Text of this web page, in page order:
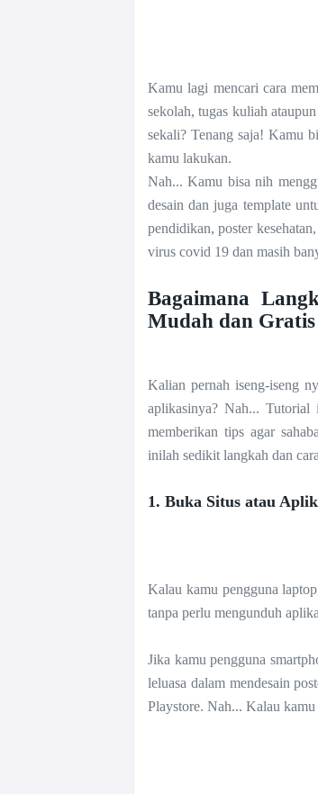
Kamu lagi mencari cara
sekolah, tugas kuliah
sekali? Tenang saja! Kamu
kamu lakukan.
Nah... Kamu bisa nih
desain dan juga template
pendidikan, poster
virus covid 19 dan masih
Bagaimana
Mudah dan Gratis
Kalian pernah iseng-iseng
aplikasinya? Nah...
memberikan tips agar
inilah sedikit langkah dan
1. Buka Situs atau
Kalau kamu pengguna
tanpa perlu mengunduh
Jika kamu pengguna
leluasa dalam mendesain
Playstore. Nah... Kalau